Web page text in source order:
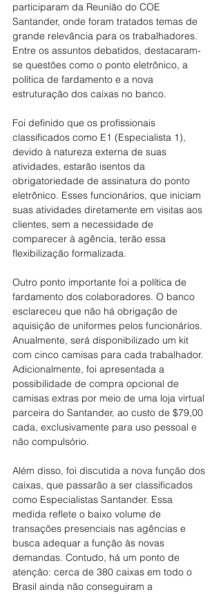
participaram da Reunião do COE
Santander, onde foram tratados temas de
grande relevância para os trabalhadores.
Entre os assuntos debatidos, destacaram-
se questões como o ponto eletrônico, a
política de fardamento e a nova
estruturação dos caixas no banco.
Foi definido que os profissionais
classificados como E1 (Especialista 1),
devido à natureza externa de suas
atividades, estarão isentos da
obrigatoriedade de assinatura do ponto
eletrônico. Esses funcionários, que iniciam
suas atividades diretamente em visitas aos
clientes, sem a necessidade de
comparecer à agência, terão essa
flexibilização formalizada.
Outro ponto importante foi a política de
fardamento dos colaboradores. O banco
esclareceu que não há obrigação de
aquisição de uniformes pelos funcionários.
Anualmente, será disponibilizado um kit
com cinco camisas para cada trabalhador.
Adicionalmente, foi apresentada a
possibilidade de compra opcional de
camisas extras por meio de uma loja virtual
parceira do Santander, ao custo de $79,00
cada, exclusivamente para uso pessoal e
não compulsório.
Além disso, foi discutida a nova função dos
caixas, que passarão a ser classificados
como Especialistas Santander. Essa
medida reflete o baixo volume de
transações presenciais nas agências e
busca adequar a função às novas
demandas. Contudo, há um ponto de
atenção: cerca de 380 caixas em todo o
Brasil ainda não conseguiram a